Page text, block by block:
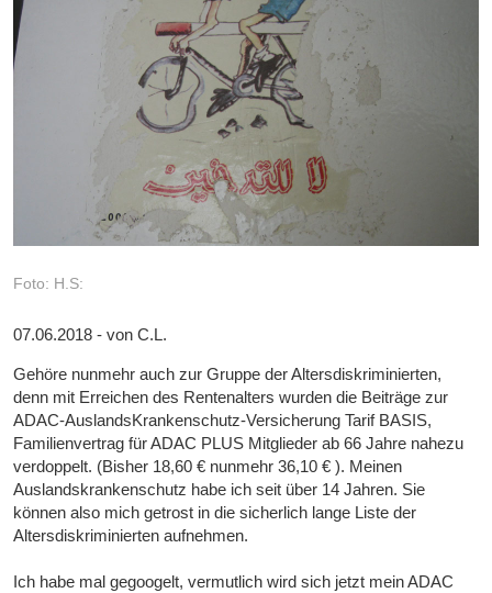
Foto: H.S:
07.06.2018 - von C.L.
Gehöre nunmehr auch zur Gruppe der Altersdiskriminierten,
denn mit Erreichen des Rentenalters wurden die Beiträge zur
ADAC-AuslandsKrankenschutz-Versicherung Tarif BASIS,
Familienvertrag für ADAC PLUS Mitglieder ab 66 Jahre nahezu
verdoppelt. (Bisher 18,60 € nunmehr 36,10 € ). Meinen
Auslandskrankenschutz habe ich seit über 14 Jahren. Sie
können also mich getrost in die sicherlich lange Liste der
Altersdiskriminierten aufnehmen.
Ich habe mal gegoogelt, vermutlich wird sich jetzt mein ADAC